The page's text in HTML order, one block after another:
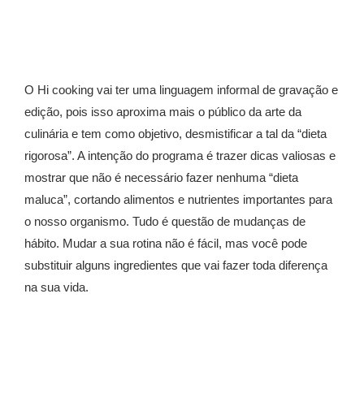
O Hi cooking vai ter uma linguagem informal de gravação e
edição, pois isso aproxima mais o público da arte da
culinária e tem como objetivo, desmistificar a tal da “dieta
rigorosa”. A intenção do programa é trazer dicas valiosas e
mostrar que não é necessário fazer nenhuma “dieta
maluca”, cortando alimentos e nutrientes importantes para
o nosso organismo. Tudo é questão de mudanças de
hábito. Mudar a sua rotina não é fácil, mas você pode
substituir alguns ingredientes que vai fazer toda diferença
na sua vida.